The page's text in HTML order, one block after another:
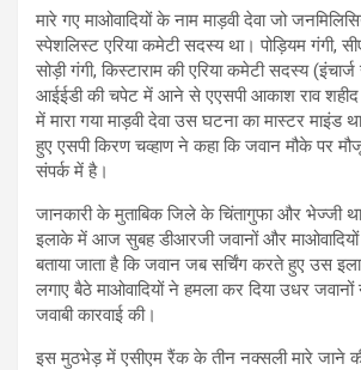
मारे गए माओवादियों के नाम माड़वी देवा जो
स्पेशलिस्ट एरिया कमेटी सदस्य था। पोड़ियम गंगी,
सोड़ी गंगी, किस्टाराम की एरिया कमेटी सदस्य
आईईडी की चपेट में आने से एएसपी आकाश राव
में मारा गया माड़वी देवा उस घटना का मास्टर माइंड
हुए एसपी किरण चव्हाण ने कहा कि जवान मौके पर
संपर्क में है।
जानकारी के मुताबिक जिले के चिंतागुफा और भेज्जी
इलाके में आज सुबह डीआरजी जवानों और
बताया जाता है कि जवान जब सर्चिंग करते हुए उस
लगाए बैठे माओवादियों ने हमला कर दिया उधर जवानों
जवाबी कारवाई की।
इस मुठभेड़ में एसीएम रैंक के तीन नक्सली मारे जाने